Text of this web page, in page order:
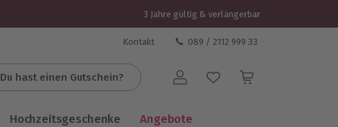
3 Jahre gültig & verlängerbar
Kontakt 089 / 2112 999 33
Du hast einen Gutschein? Benutzerkonto
Hochzeitsgeschenke Angebote